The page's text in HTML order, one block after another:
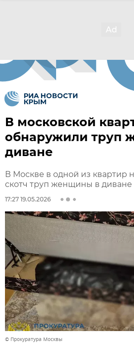
В московской
обнаружили труп
диване
В Москве в одной из квартир
скотч труп женщины в диване
17:27 19.05.2026
© Прокуратура Москвы